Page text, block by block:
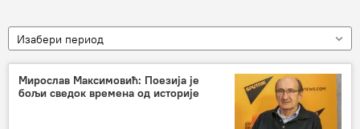
Изабери период
Мирослав Максимовић: Поезија је
бољи сведок времена од историје